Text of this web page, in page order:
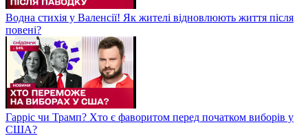
Водна стихія у Валенсії! Як жителі відновлюють життя після
повені?
Гарріс чи Трамп? Хто є фаворитом перед початком виборів у
США?